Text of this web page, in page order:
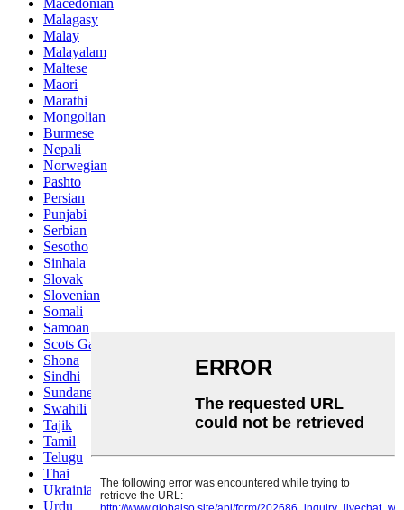
Macedonian
Malagasy
Malay
Malayalam
Maltese
Maori
Marathi
Mongolian
Burmese
Nepali
Norwegian
Pashto
Persian
Punjabi
Serbian
Sesotho
Sinhala
Slovak
Slovenian
Somali
Samoan
Scots Gaelic
Shona
Sindhi
Sundanese
Swahili
Tajik
Tamil
Telugu
Thai
Ukrainian
Urdu